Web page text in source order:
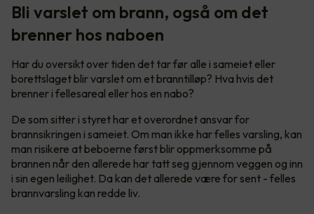
Bli varslet om brann, også om det
brenner hos naboen
Har du oversikt over tiden det tar før alle i sameiet eller
borettslaget blir varslet om et branntilløp? Hva hvis det
brenner i fellesareal eller hos en nabo?
De som sitter i styret har et overordnet ansvar for
brannsikringen i sameiet. Om man ikke har felles varsling, kan
man risikere at beboerne først blir oppmerksomme på
brannen når den allerede har tatt seg gjennom veggen og inn
i sin egen leilighet. Da kan det allerede være for sent - felles
brannvarsling kan redde liv.